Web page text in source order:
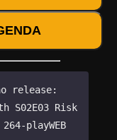
release:
S02E03 Risk
playWEB